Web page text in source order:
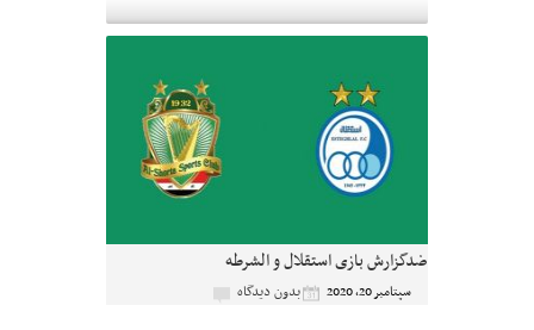
ضدگزارش بازی استقلال و الشرطه
سپتامبر 20, 2020 بدون دیدگاه